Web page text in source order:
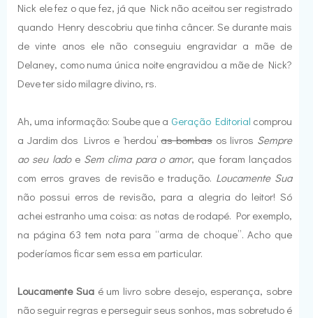
Nick ele fez o que fez, já que Nick não aceitou ser registrado
quando Henry descobriu que tinha câncer. Se durante mais
de vinte anos ele não conseguiu engravidar a mãe de
Delaney, como numa única noite engravidou a mãe de Nick?
Deve ter sido milagre divino, rs.
Ah, uma informação: Soube que a Geração Editorial comprou
a Jardim dos Livros e ‘herdou’as bombasos livros Sempre
ao seu ladoe Sem clima para o amor, que foram lançados
com erros graves de revisão e tradução. Loucamente Sua
não possui erros de revisão, para a alegria do leitor! Só
achei estranho uma coisa: as notas de rodapé. Por exemplo,
na página 63 tem nota para “arma de choque”. Acho que
poderíamos ficar sem essa em particular.
Loucamente Suaé um livro sobre desejo, esperança, sobre
não seguir regras e perseguir seus sonhos, mas sobretudo é